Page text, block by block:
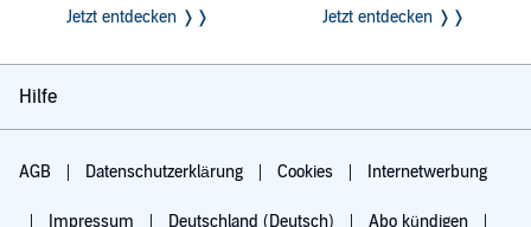
Jetzt entdecken ❭❭
Jetzt entdecken ❭❭
Hilfe
AGB Datenschutzerklärung Cookies Internetwerbung
Impressum Deutschland (Deutsch) Abo kündigen